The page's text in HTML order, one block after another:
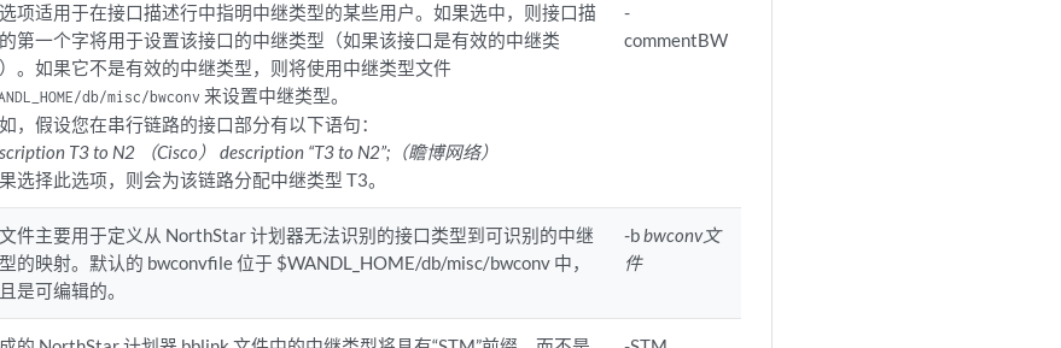
项适用于在接口描述行中指明中继类型的某些用户。如果选中，则接口描
第一个字将用于设置该接口的中继类型（如果该接口是有效的中继类
。如果它不是有效的中继类型，则将使用中继类型文件
db/misc/bwconv 来设置中继类型。
，假设您在串行链路的接口部分有以下语句：
T3 to N2 （Cisco） description “T3 to N2”;（瞻博网络）
选择此选项，则会为该链路分配中继类型 T3。
-
commentBW
件主要用于定义从 NorthStar 计划器无法识别的接口类型到可识别的中继
的映射。默认的 bwconvfile 位于 $WANDL_HOME/db/misc/bwconv 中，
是可编辑的。
-bbwconv文
件